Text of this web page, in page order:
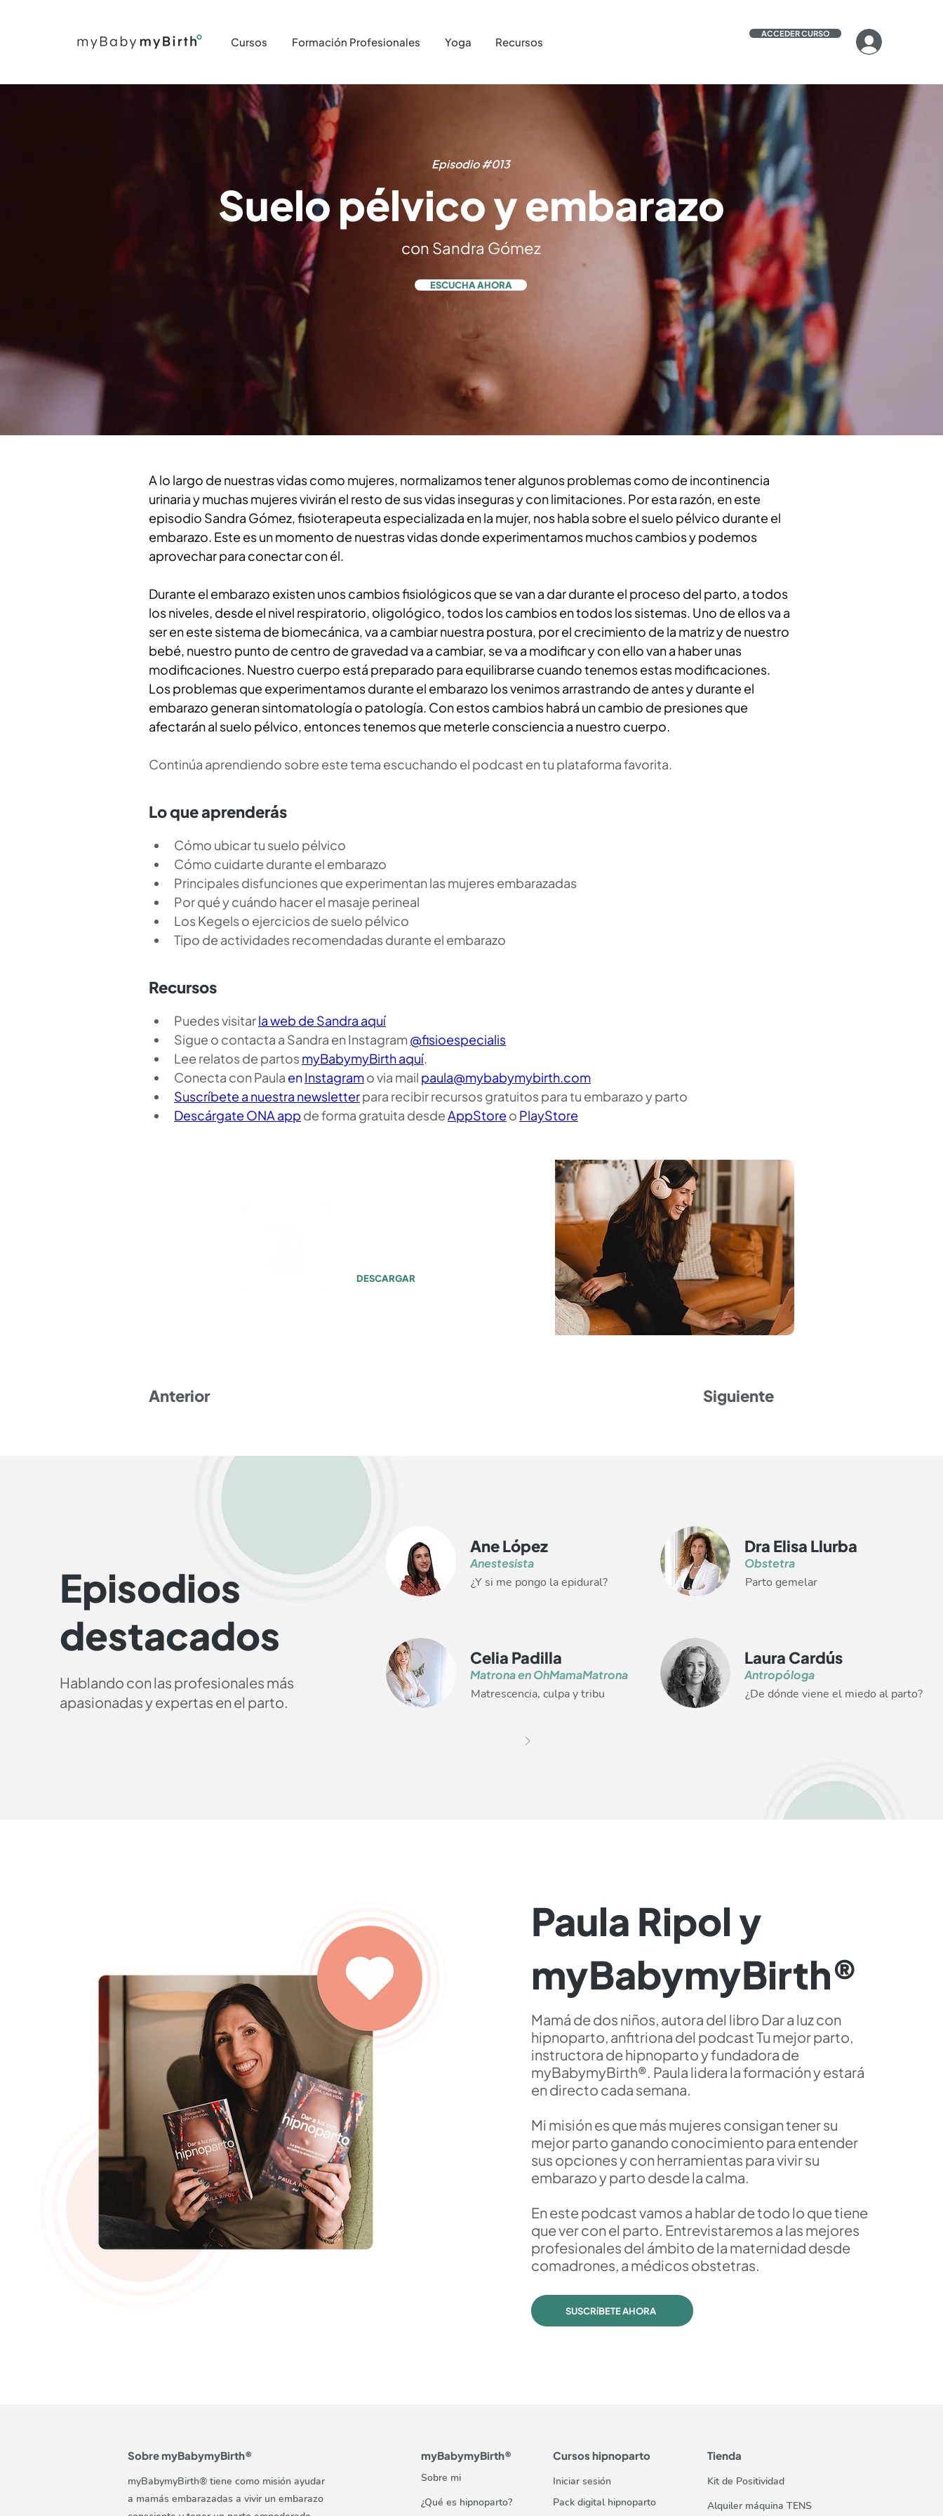
Cursos Formación Profesionales Yoga Recursos
ACCEDER CURSO
Episodio #013
Suelo pélvico y embarazo
con Sandra Gómez
ESCUCHA AHORA
A lo largo de nuestras vidas como mujeres, normalizamos tener algunos problemas como de incontinencia
urinaria y muchas mujeres vivirán el resto de sus vidas inseguras y con limitaciones. Por esta razón, en este
episodio Sandra Gómez, fisioterapeuta especializada en la mujer, nos habla sobre el suelo pélvico durante el
embarazo. Este es un momento de nuestras vidas donde experimentamos muchos cambios y podemos
aprovechar para conectar con él.
Durante el embarazo existen unos cambios fisiológicos que se van a dar durante el proceso del parto, a todos
los niveles, desde el nivel respiratorio, oligológico, todos los cambios en todos los sistemas. Uno de ellos va a
ser en este sistema de biomecánica, va a cambiar nuestra postura, por el crecimiento de la matriz y de nuestro
bebé, nuestro punto de centro de gravedad va a cambiar, se va a modificar y con ello van a haber unas
modificaciones. Nuestro cuerpo está preparado para equilibrarse cuando tenemos estas modificaciones.
Los problemas que experimentamos durante el embarazo los venimos arrastrando de antes y durante el
embarazo generan sintomatología o patología. Con estos cambios habrá un cambio de presiones que
afectarán al suelo pélvico, entonces tenemos que meterle consciencia a nuestro cuerpo.
Continúa aprendiendo sobre este tema escuchando el podcast en tu plataforma favorita.
Lo que aprenderás
Cómo ubicar tu suelo pélvico
Cómo cuidarte durante el embarazo
Principales disfunciones que experimentan las mujeres embarazadas
Por qué y cuándo hacer el masaje perineal
Los Kegels o ejercicios de suelo pélvico
Tipo de actividades recomendadas durante el embarazo
Recursos
Puedes visitar la web de Sandra aquí
Sigue o contacta a Sandra en Instagram @fisioespecialis
Lee relatos de partos myBabymyBirth aquí.
Conecta con Paula en Instagram o via mail paula@mybabymybirth.com
Suscríbete a nuestra newsletter para recibir recursos gratuitos para tu embarazo y parto
Descárgate ONA app de forma gratuita desde AppStore o PlayStore
DESCARGAR
Anterior Siguiente
Episodios
destacados
Hablando con las profesionales más
apasionadas y expertas en el parto.
Ane López
Anestesista
¿Y si me pongo la epidural?
Celia Padilla
Matrona en OhMamaMatrona
Matrescencia, culpa y tribu
Dra Elisa Llurba
Obstetra
Parto gemelar
Laura Cardús
Antropóloga
¿De dónde viene el miedo al parto?
Paula Ripol y
myBabymyBirth®
Mamá de dos niños, autora del libro Dar a luz con
hipnoparto, anfitriona del podcast Tu mejor parto,
instructora de hipnoparto y fundadora de
myBabymyBirth®. Paula lidera la formación y estará
en directo cada semana.
Mi misión es que más mujeres consigan tener su
mejor parto ganando conocimiento para entender
sus opciones y con herramientas para vivir su
embarazo y parto desde la calma.
En este podcast vamos a hablar de todo lo que tiene
que ver con el parto. Entrevistaremos a las mejores
profesionales del ámbito de la maternidad desde
comadrones, a médicos obstetras.
SUSCRíBETE AHORA
Sobre myBabymyBirth®
myBabymyBirth® tiene como misión ayudar
a mamás embarazadas a vivir un embarazo
myBabymyBirth®
Sobre mi
¿Qué es hipnoparto?
Cursos hipnoparto
Iniciar sesión
Pack digital hipnoparto
Tienda
Kit de Positividad
Alquiler máquina TENS